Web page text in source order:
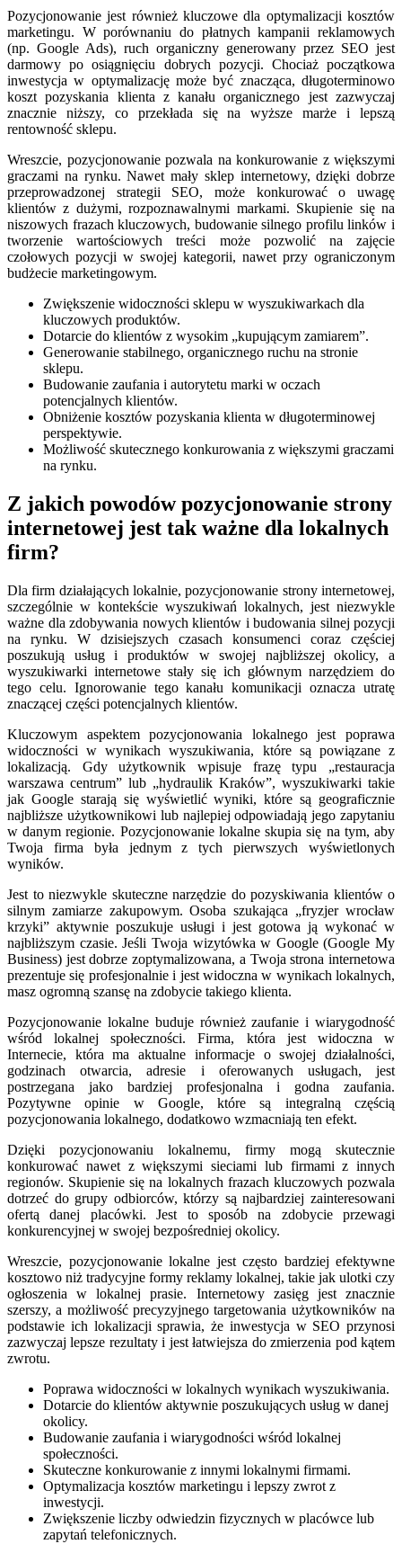
Pozycjonowanie jest również kluczowe dla optymalizacji kosztów
marketingu. W porównaniu do płatnych kampanii reklamowych
(np. Google Ads), ruch organiczny generowany przez SEO jest
darmowy po osiągnięciu dobrych pozycji. Chociaż początkowa
inwestycja w optymalizację może być znacząca, długoterminowo
koszt pozyskania klienta z kanału organicznego jest zazwyczaj
znacznie niższy, co przekłada się na wyższe marże i lepszą
rentowność sklepu.
Wreszcie, pozycjonowanie pozwala na konkurowanie z większymi
graczami na rynku. Nawet mały sklep internetowy, dzięki dobrze
przeprowadzonej strategii SEO, może konkurować o uwagę
klientów z dużymi, rozpoznawalnymi markami. Skupienie się na
niszowych frazach kluczowych, budowanie silnego profilu linków i
tworzenie wartościowych treści może pozwolić na zajęcie
czołowych pozycji w swojej kategorii, nawet przy ograniczonym
budżecie marketingowym.
Zwiększenie widoczności sklepu w wyszukiwarkach dla
kluczowych produktów.
Dotarcie do klientów z wysokim „kupującym zamiarem”.
Generowanie stabilnego, organicznego ruchu na stronie
sklepu.
Budowanie zaufania i autorytetu marki w oczach
potencjalnych klientów.
Obniżenie kosztów pozyskania klienta w długoterminowej
perspektywie.
Możliwość skutecznego konkurowania z większymi graczami
na rynku.
Z jakich powodów pozycjonowanie strony
internetowej jest tak ważne dla lokalnych
firm?
Dla firm działających lokalnie, pozycjonowanie strony internetowej,
szczególnie w kontekście wyszukiwań lokalnych, jest niezwykle
ważne dla zdobywania nowych klientów i budowania silnej pozycji
na rynku. W dzisiejszych czasach konsumenci coraz częściej
poszukują usług i produktów w swojej najbliższej okolicy, a
wyszukiwarki internetowe stały się ich głównym narzędziem do
tego celu. Ignorowanie tego kanału komunikacji oznacza utratę
znaczącej części potencjalnych klientów.
Kluczowym aspektem pozycjonowania lokalnego jest poprawa
widoczności w wynikach wyszukiwania, które są powiązane z
lokalizacją. Gdy użytkownik wpisuje frazę typu „restauracja
warszawa centrum” lub „hydraulik Kraków”, wyszukiwarki takie
jak Google starają się wyświetlić wyniki, które są geograficznie
najbliższe użytkownikowi lub najlepiej odpowiadają jego zapytaniu
w danym regionie. Pozycjonowanie lokalne skupia się na tym, aby
Twoja firma była jednym z tych pierwszych wyświetlonych
wyników.
Jest to niezwykle skuteczne narzędzie do pozyskiwania klientów o
silnym zamiarze zakupowym. Osoba szukająca „fryzjer wrocław
krzyki” aktywnie poszukuje usługi i jest gotowa ją wykonać w
najbliższym czasie. Jeśli Twoja wizytówka w Google (Google My
Business) jest dobrze zoptymalizowana, a Twoja strona internetowa
prezentuje się profesjonalnie i jest widoczna w wynikach lokalnych,
masz ogromną szansę na zdobycie takiego klienta.
Pozycjonowanie lokalne buduje również zaufanie i wiarygodność
wśród lokalnej społeczności. Firma, która jest widoczna w
Internecie, która ma aktualne informacje o swojej działalności,
godzinach otwarcia, adresie i oferowanych usługach, jest
postrzegana jako bardziej profesjonalna i godna zaufania.
Pozytywne opinie w Google, które są integralną częścią
pozycjonowania lokalnego, dodatkowo wzmacniają ten efekt.
Dzięki pozycjonowaniu lokalnemu, firmy mogą skutecznie
konkurować nawet z większymi sieciami lub firmami z innych
regionów. Skupienie się na lokalnych frazach kluczowych pozwala
dotrzeć do grupy odbiorców, którzy są najbardziej zainteresowani
ofertą danej placówki. Jest to sposób na zdobycie przewagi
konkurencyjnej w swojej bezpośredniej okolicy.
Wreszcie, pozycjonowanie lokalne jest często bardziej efektywne
kosztowo niż tradycyjne formy reklamy lokalnej, takie jak ulotki czy
ogłoszenia w lokalnej prasie. Internetowy zasięg jest znacznie
szerszy, a możliwość precyzyjnego targetowania użytkowników na
podstawie ich lokalizacji sprawia, że inwestycja w SEO przynosi
zazwyczaj lepsze rezultaty i jest łatwiejsza do zmierzenia pod kątem
zwrotu.
Poprawa widoczności w lokalnych wynikach wyszukiwania.
Dotarcie do klientów aktywnie poszukujących usług w danej
okolicy.
Budowanie zaufania i wiarygodności wśród lokalnej
społeczności.
Skuteczne konkurowanie z innymi lokalnymi firmami.
Optymalizacja kosztów marketingu i lepszy zwrot z
inwestycji.
Zwiększenie liczby odwiedzin fizycznych w placówce lub
zapytań telefonicznych.